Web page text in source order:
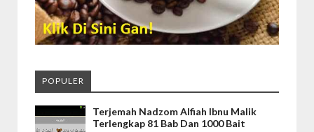
POPULER
Terjemah Nadzom Alfiah Ibnu Malik
Terlengkap 81 Bab Dan 1000 Bait